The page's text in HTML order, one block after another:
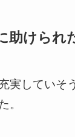
助けられ
実していそ
。